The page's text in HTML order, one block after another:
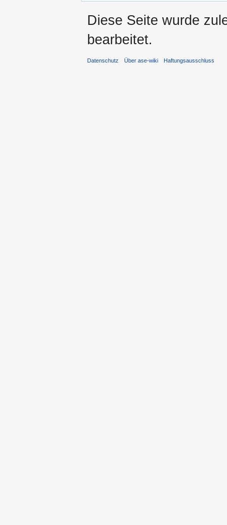
Diese Seite wurde
bearbeitet.
Datenschutz Über ase-wiki Haftungsausschluss